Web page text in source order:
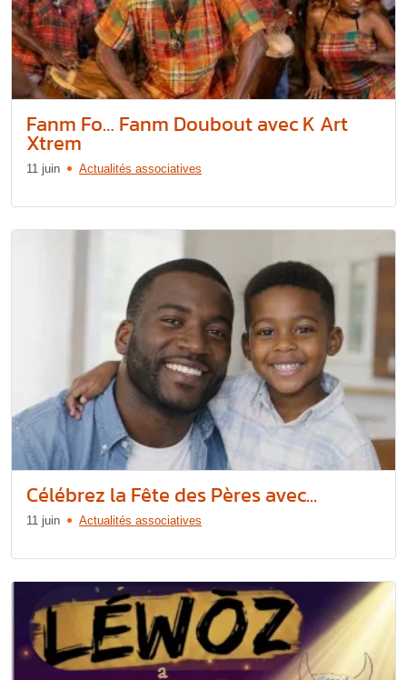
Fanm Fo… Fanm Doubout avec K Art
Xtrem
11 juin Actualités associatives
Célébrez la Fête des Pères avec...
11 juin Actualités associatives